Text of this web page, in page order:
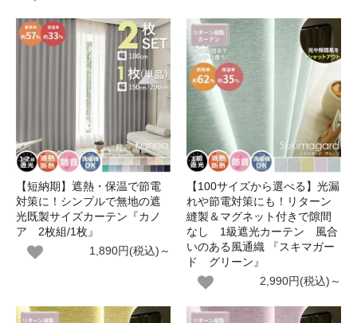
【短納期】遮熱・保温で節電
対策に！シンプルで無地の遮
光既製サイズカーテン『カノ
ア 2枚組/1枚』
1,890円(税込)～
【100サイズから選べる】光漏
れや節電対策にも！リターン
縫製＆マグネット付きで隙間
なし 1級遮光カーテン 風合
いのある風通織 『スキマガー
ド グリーン』
2,990円(税込)～